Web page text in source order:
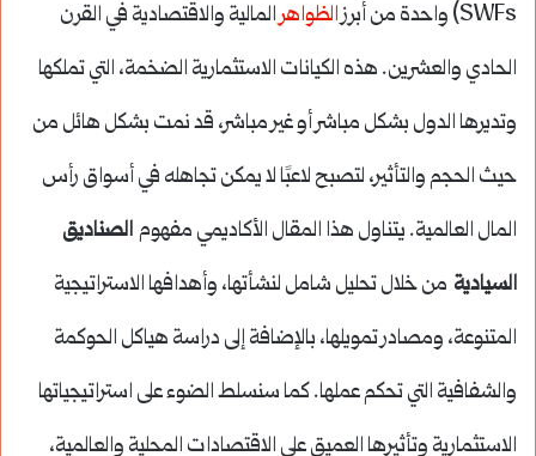
SWFs) واحدة من أبرز
الظواهرالمالية والاقتصادية في القرن
الحادي والعشرين. هذه الكيانات الاستثمارية الضخمة، التي تملكها
وتديرها الدول بشكل مباشر أو غير مباشر، قد نمت بشكل هائل من
حيث الحجم والتأثير، لتصبح لاعبًا لا يمكن تجاهله في أسواق رأس
المال العالمية. يتناول هذا المقال الأكاديمي مفهوم الصناديق
السيادية من خلال تحليل شامل لنشأتها، وأهدافها الاستراتيجية
المتنوعة، ومصادر تمويلها، بالإضافة إلى دراسة هياكل الحوكمة
والشفافية التي تحكم عملها. كما سنسلط الضوء على استراتيجياتها
الاستثمارية وتأثيرها العميق على الاقتصادات المحلية والعالمية،